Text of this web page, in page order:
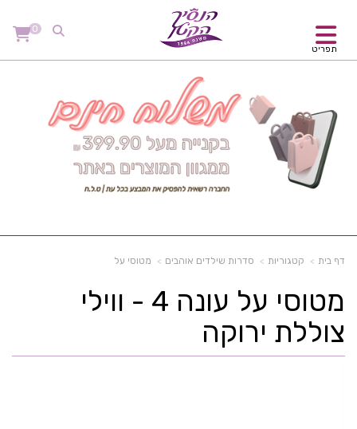
תפריט
0
דף בית קטגוריות סדרות שילדים אוהבים מטוסי על
מטוסי על עונה 4 - ווילי
צוללת ירוקה